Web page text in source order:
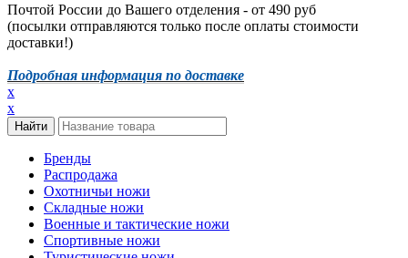
Почтой России до Вашего отделения - от 490 руб
(посылки отправляются только после оплаты стоимости
доставки!)
Подробная информация по доставке
x
x
Бренды
Распродажа
Охотничьи ножи
Складные ножи
Военные и тактические ножи
Спортивные ножи